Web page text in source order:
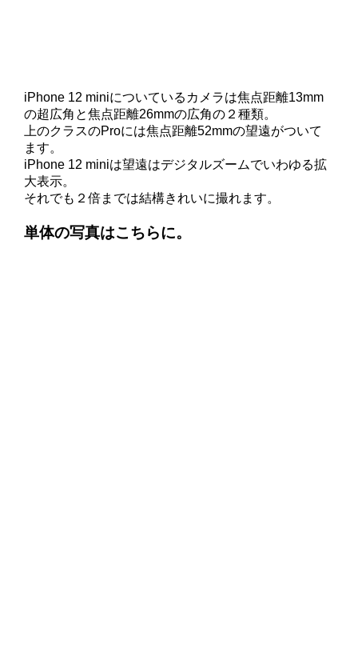
iPhone 12 miniについているカメラは焦点距離13mm
の超広角と焦点距離26mmの広角の２種類。
上のクラスのProには焦点距離52mmの望遠がついて
ます。
iPhone 12 miniは望遠はデジタルズームでいわゆる拡
大表示。
それでも２倍までは結構きれいに撮れます。
単体の写真はこちらに。